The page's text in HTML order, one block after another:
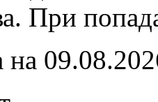
При
на